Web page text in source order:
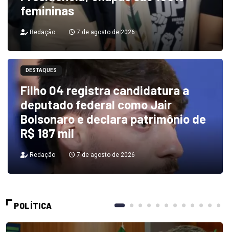
femininas
Redação 7 de agosto de 2026
DESTAQUES
Filho 04 registra candidatura a
deputado federal como Jair
Bolsonaro e declara patrimônio de
R$ 187 mil
Redação 7 de agosto de 2026
POLÍTICA